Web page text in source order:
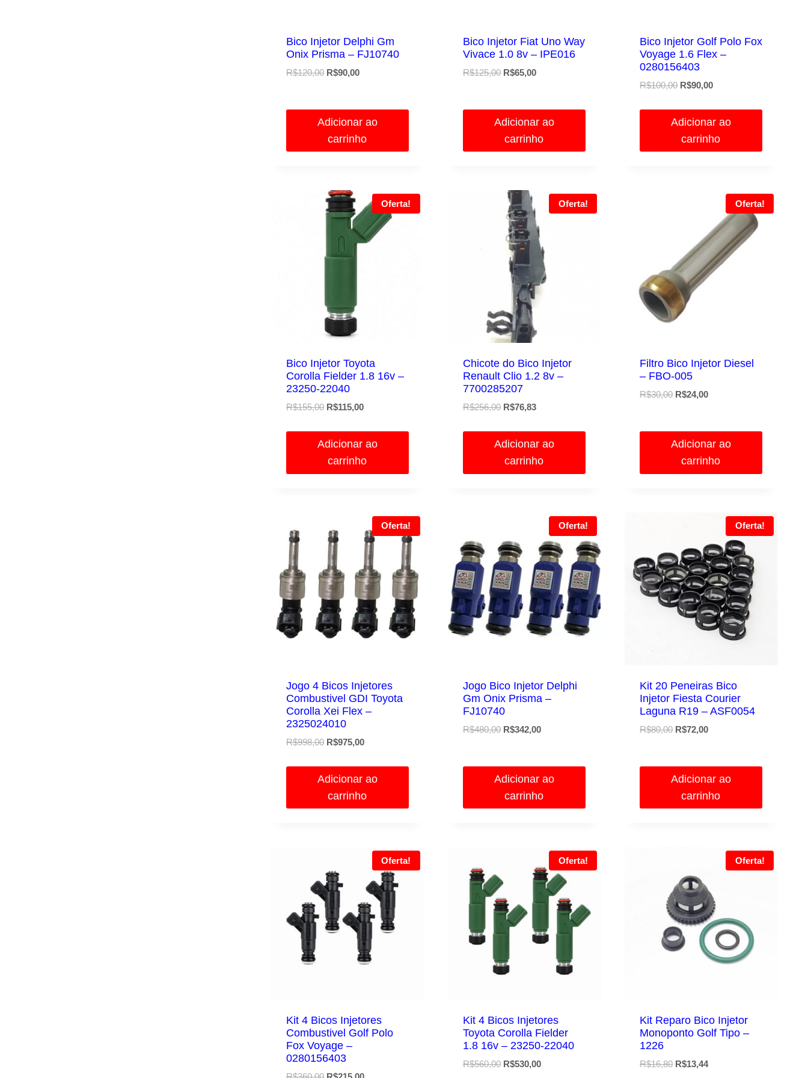
Bico Injetor Delphi Gm
Onix Prisma – FJ10740
R$120,00 O
R$90,00O
Adicionar ao
carrinho
Bico Injetor Fiat Uno Way
Vivace 1.0 8v – IPE016
R$125,00 O
R$65,00O
Adicionar ao
carrinho
Bico Injetor Golf Polo Fox
Voyage 1.6 Flex –
0280156403
R$100,00 O
era:
R$100,00.
R$90,00O
é:
R$90,00.
Adicionar ao
carrinho
Oferta!
Bico Injetor Toyota
Corolla Fielder 1.8 16v –
23250-22040
R$155,00 O
era:
R$155,00.
R$115,00O
é:
R$115,00.
Adicionar ao
carrinho
Oferta!
Chicote do Bico Injetor
Renault Clio 1.2 8v –
7700285207
R$256,00 O
era:
R$256,00.
R$76,83O
é:
R$76,83.
Adicionar ao
carrinho
Oferta!
Filtro Bico Injetor Diesel
– FBO-005
R$30,00 O
R$24,00O
Adicionar ao
carrinho
Oferta!
Jogo 4 Bicos Injetores
Combustivel GDI Toyota
Corolla Xei Flex –
2325024010
R$998,00 O
era:
R$998,00.
R$975,00O
é:
R$975,00.
Adicionar ao
carrinho
Oferta!
Jogo Bico Injetor Delphi
Gm Onix Prisma –
FJ10740
R$480,00 O
R$342,00O
Adicionar ao
carrinho
Oferta!
Kit 20 Peneiras Bico
Injetor Fiesta Courier
Laguna R19 – ASF0054
R$80,00 O
R$72,00O
Adicionar ao
carrinho
Oferta!
Kit 4 Bicos Injetores
Combustivel Golf Polo
Fox Voyage –
0280156403
O
O
Oferta!
Kit 4 Bicos Injetores
Toyota Corolla Fielder
1.8 16v – 23250-22040
R$560,00 O
R$530,00O
Oferta!
Kit Reparo Bico Injetor
Monoponto Golf Tipo –
1226
R$16,80 O
R$13,44O